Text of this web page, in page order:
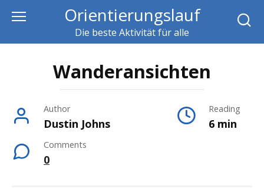
content
Orientierungslauf
Die beste Aktivität für alle
Wanderansichten
Author
Dustin Johns
Reading
6 min
Comments
0